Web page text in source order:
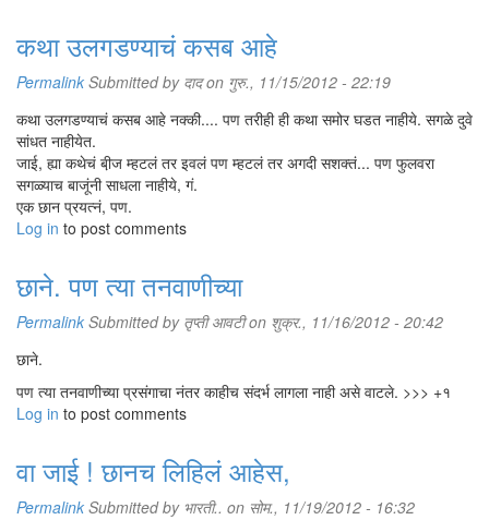
कथा उलगडण्याचं कसब आहे
Permalink Submitted by दादon गुरु., 11/15/2012 - 22:19
कथा उलगडण्याचं कसब आहे नक्की.... पण तरीही ही कथा समोर घडत नाहीये. सगळे दुवे
सांधत नाहीयेत.
जाई, ह्या कथेचं बी़ज म्हटलं तर इवलं पण म्हटलं तर अगदी सशक्तं... पण फुलवरा
सगळ्याच बाजूंनी साधला नाहीये, गं.
एक छान प्रयत्नं, पण.
Log in to post comments
छाने. पण त्या तनवाणीच्या
Permalink Submitted by तृप्ती आवटीon शुक्र., 11/16/2012 - 20:42
छाने.
पण त्या तनवाणीच्या प्रसंगाचा नंतर काहीच संदर्भ लागला नाही असे वाटले. >>> +१
Log in to post comments
वा जाई ! छानच लिहिलं आहेस,
Permalink Submitted by भारती.. on सोम., 11/19/2012 - 16:32